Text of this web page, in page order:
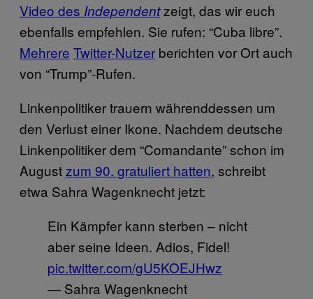
Video des Independentzeigt, das wir euch
ebenfalls empfehlen. Sie rufen: “Cuba libre”.
Mehrere Twitter-Nutzer berichten vor Ort auch
von “Trump”-Rufen.
Linkenpolitiker trauern währenddessen um
den Verlust einer Ikone. Nachdem deutsche
Linkenpolitiker dem “Comandante” schon im
Augustzum 90. gratuliert hatten, schreibt
etwa Sahra Wagenknecht jetzt:
Ein Kämpfer kann sterben – nicht
aber seine Ideen. Adios, Fidel!
pic.twitter.com/gU5KOEJHwz
— Sahra Wagenknecht